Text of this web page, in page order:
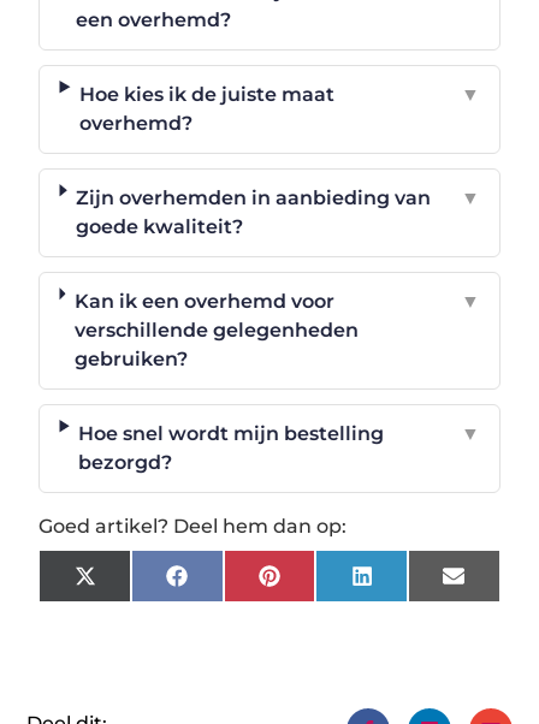
een overhemd?
Hoe kies ik de juiste maat
overhemd?
▼
Zijn overhemden in aanbieding van
goede kwaliteit?
▼
Kan ik een overhemd voor
verschillende gelegenheden
gebruiken?
▼
Hoe snel wordt mijn bestelling
bezorgd?
▼
Goed artikel? Deel hem dan op:
X
(Twitter)
FacebookPinterestLinkedInEmail